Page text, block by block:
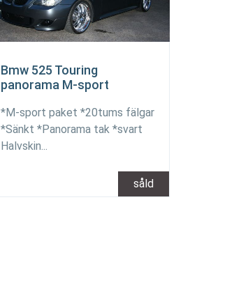
Bmw 525 Touring
panorama M-sport
*M-sport paket *20tums fälgar
*Sänkt *Panorama tak *svart
Halvskin...
såld